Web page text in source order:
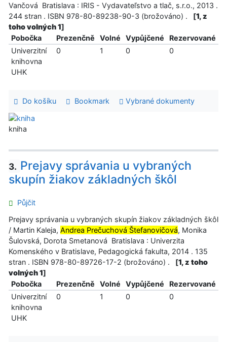
Vančová Bratislava : IRIS - Vydavateľstvo a tlač, s.r.o., 2013 .
244 stran . ISBN 978-80-89238-90-3 (brožováno) .
[1, z
toho volných 1]
Pobočka
Prezenčně Volné Vypůjčené
Rezervované
Univerzitní
knihovna
UHK
0 1 0 0
Do košíku Bookmark Vybrané dokumenty
kniha
3. Prejavy správania u vybraných
skupín žiakov základných škôl
Půjčit
Prejavy správania u vybraných skupín žiakov základných škôl
/ Martin Kaleja, Andrea Prečuchová Štefanovičová, Monika
Šulovská, Dorota Smetanová Bratislava : Univerzita
Komenského v Bratislave, Pedagogická fakulta, 2014 . 135
stran . ISBN 978-80-89726-17-2 (brožováno) .
[1, z toho
volných 1]
Pobočka
Prezenčně Volné Vypůjčené
Rezervované
Univerzitní
knihovna
UHK
0 1 0 0